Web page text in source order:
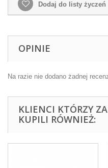
Dodaj do listy życzeń
OPINIE
Na razie nie dodano żadnej
KLIENCI KTÓRZY
KUPILI RÓWNIEŻ: